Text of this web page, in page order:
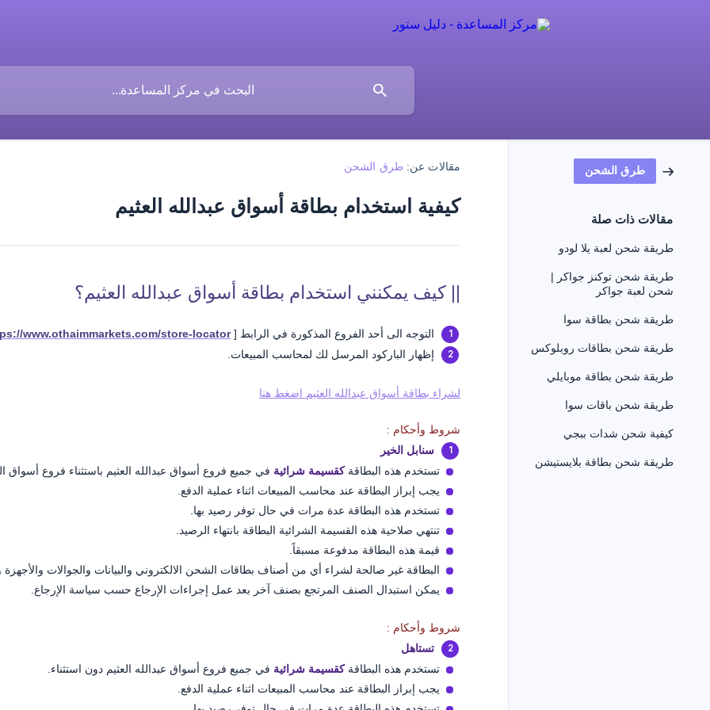
طرق الشحن
مقالات ذات صلة
طريقة شحن لعبة يلا لودو
طريقة شحن توكنز جواكر |
شحن لعبة جواكر
طريقة شحن بطاقة سوا
طريقة شحن بطاقات روبلوكس
طريقة شحن بطاقة موبايلي
طريقة شحن باقات سوا
كيفية شحن شدات ببجي
طريقة شحن بطاقة بلايستيشن
مقالات عن: طرق الشحن
كيفية استخدام بطاقة أسواق عبدالله العثيم
|| كيف يمكنني استخدام بطاقة أسواق عبدالله العثيم؟
التوجه الى أحد الفروع المذكورة في الرابط [www.othaimmarkets.com/store-locator/
إظهار الباركود المرسل لك لمحاسب المبيعات.
لشراء بطاقة أسواق عبدالله العثيم اضغط هنا
شروط وأحكام :
سنابل الخير
تستخدم هذه البطاقةكقسيمة شرائية في جميع فروع أسواق عبدالله العثيم باستثناء فروع أسواق
يجب إبراز البطاقة عند محاسب المبيعات اثناء عملية الدفع.
تستخدم هذه البطاقة عدة مرات في حال توفر رصيد بها.
تنتهي صلاحية هذه القسيمة الشرائية البطاقة بانتهاء الرصيد.
قيمة هذه البطاقة مدفوعة مسبقاً.
البطاقة غير صالحة لشراء أي من أصناف بطاقات الشحن الالكتروني والبيانات والجوالات والأجهزة
يمكن استبدال الصنف المرتجع بصنف آخر بعد عمل إجراءات الإرجاع حسب سياسة الإرجاع.
شروط وأحكام :
تستاهل
تستخدم هذه البطاقةكقسيمة شرائية في جميع فروع أسواق عبدالله العثيم دون استثناء.
يجب إبراز البطاقة عند محاسب المبيعات اثناء عملية الدفع.